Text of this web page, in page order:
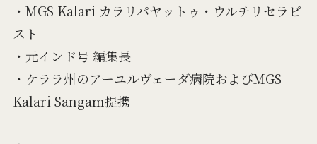
・MGS Kalari カラリパヤットゥ・ウルチリセラピ
スト
・元インド号 編集長
・ケララ州のアーユルヴェーダ病院およびMGS
Kalari Sangam提携